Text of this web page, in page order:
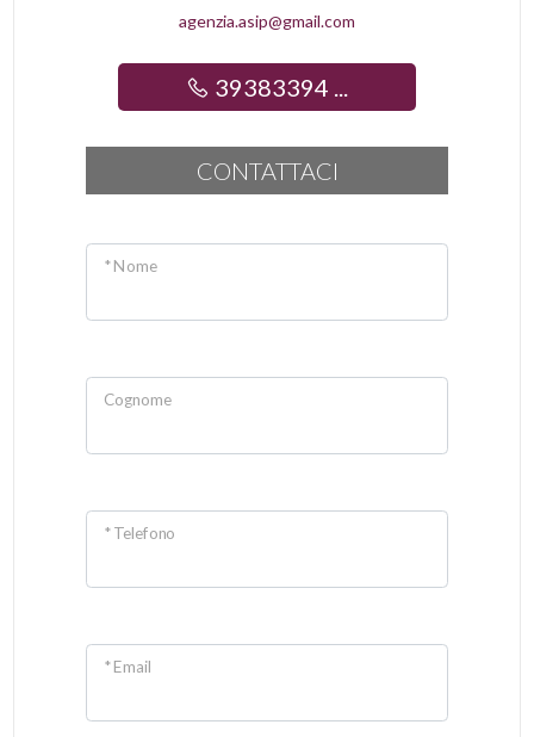
agenzia.asip@gmail.com
39383394 ...
CONTATTACI
* Nome
Cognome
* Telefono
* Email